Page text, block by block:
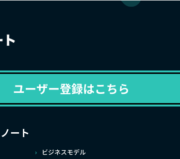
ユーザー登録はこちら
ート
ビジネスモデル